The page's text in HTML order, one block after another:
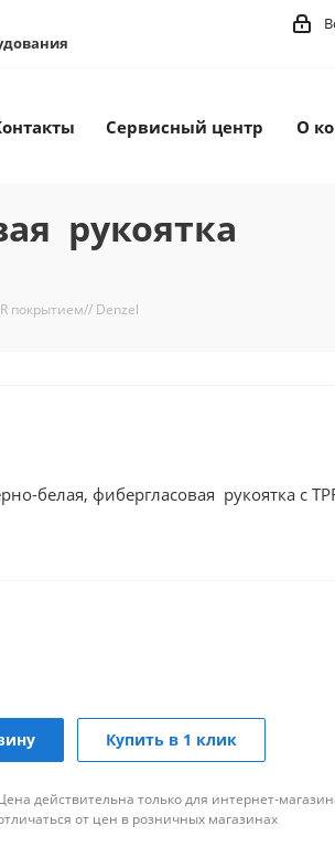
Сервисный центр О
рукоятка
покрытием// Denzel
белая, фибергласовая рукоятка c
Купить в 1 клик
действительна только для интернет-
от цен в розничных магазинах